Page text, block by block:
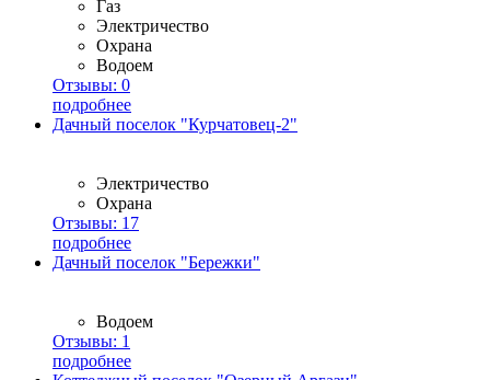
Газ
Электричество
Охрана
Водоем
Отзывы: 0
подробнее
Дачный поселок "Курчатовец-2"
Электричество
Охрана
Отзывы: 17
подробнее
Дачный поселок "Бережки"
Водоем
Отзывы: 1
подробнее